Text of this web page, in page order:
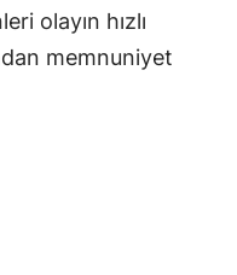
olayın hızlı
memnuniyet